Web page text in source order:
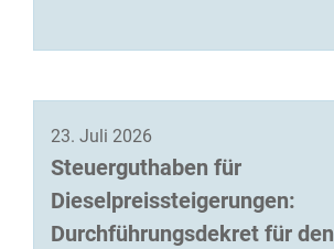
23. Juli 2026
Steuerguthaben für
Dieselpreissteigerungen:
Durchführungsdekret für den